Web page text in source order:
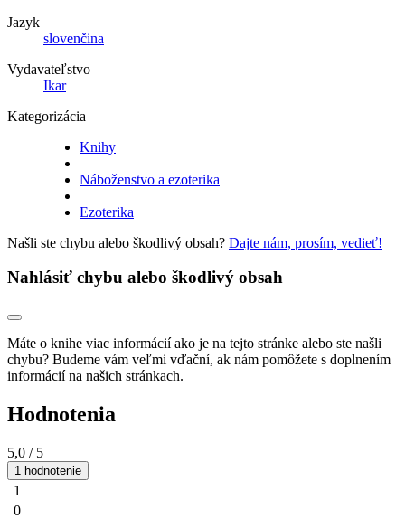
Jazyk
slovenčina
Vydavateľstvo
Ikar
Kategorizácia
Knihy
Náboženstvo a ezoterika
Ezoterika
Našli ste chybu alebo škodlivý obsah? Dajte nám, prosím, vedieť!
Nahlásiť chybu alebo škodlivý obsah
Máte o knihe viac informácií ako je na tejto stránke alebo ste našli
chybu? Budeme vám veľmi vďační, ak nám pomôžete s doplnením
informácií na našich stránkach.
Hodnotenia
5,0 / 5
1 hodnotenie
1
0